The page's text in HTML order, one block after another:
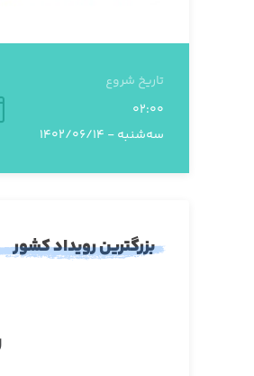
تاریخ شروع
02:00
سه‌شنبه - 1402/06/14
بزرگترین رویداد کشور